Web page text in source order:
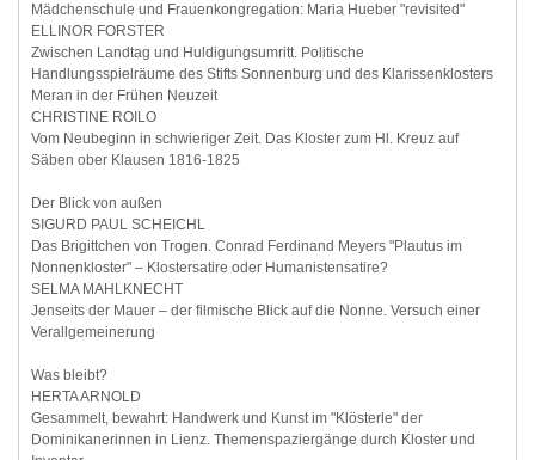
Mädchenschule und Frauenkongregation: Maria Hueber "revisited"
ELLINOR FORSTER
Zwischen Landtag und Huldigungsumritt. Politische
Handlungsspielräume des Stifts Sonnenburg und des Klarissenklosters
Meran in der Frühen Neuzeit
CHRISTINE ROILO
Vom Neubeginn in schwieriger Zeit. Das Kloster zum Hl. Kreuz auf
Säben ober Klausen 1816-1825
Der Blick von außen
SIGURD PAUL SCHEICHL
Das Brigittchen von Trogen. Conrad Ferdinand Meyers "Plautus im
Nonnenkloster" – Klostersatire oder Humanistensatire?
SELMA MAHLKNECHT
Jenseits der Mauer – der filmische Blick auf die Nonne. Versuch einer
Verallgemeinerung
Was bleibt?
HERTA ARNOLD
Gesammelt, bewahrt: Handwerk und Kunst im "Klösterle" der
Dominikanerinnen in Lienz. Themenspaziergänge durch Kloster und